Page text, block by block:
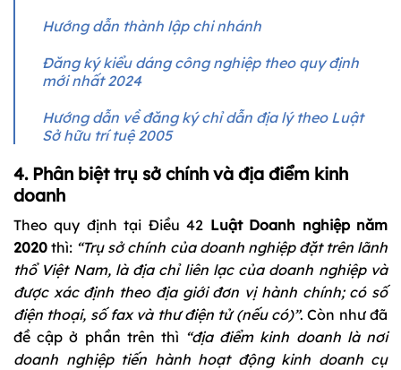
Hướng dẫn thành lập chi nhánh
Đăng ký kiểu dáng công nghiệp theo quy định
mới nhất 2024
Hướng dẫn về đăng ký chỉ dẫn địa lý theo Luật
Sở hữu trí tuệ 2005
4. Phân biệt trụ sở chính và địa điểm kinh
doanh
Theo quy định tại Điều 42 Luật Doanh nghiệp năm
2020 thì: “Trụ sở chính của doanh nghiệp đặt trên lãnh
thổ Việt Nam, là địa chỉ liên lạc của doanh nghiệp và
được xác định theo địa giới đơn vị hành chính; có số
điện thoại, số fax và thư điện tử (nếu có)”. Còn như đã
đề cập ở phần trên thì “địa điểm kinh doanh là nơi
doanh nghiệp tiến hành hoạt động kinh doanh cụ